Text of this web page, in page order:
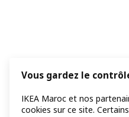
Vous gardez le
IKEA Maroc et nos
cookies sur ce site.